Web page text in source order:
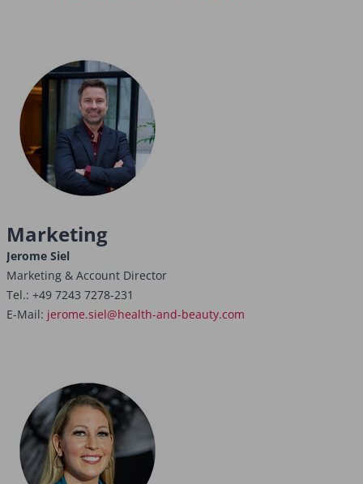
Marketing
Jerome Siel
Marketing & Account Director
Tel.: +49 7243 7278-231
E-Mail: jerome.siel@health-and-beauty.com